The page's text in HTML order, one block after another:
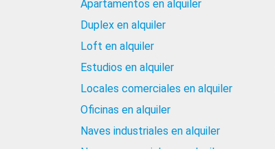
Apartamentos en alquiler
Duplex en alquiler
Loft en alquiler
Estudios en alquiler
Locales comerciales en alquiler
Oficinas en alquiler
Naves industriales en alquiler